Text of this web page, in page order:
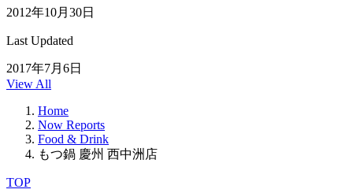
2012年10月30日
Last Updated
2017年7月6日
View All
Home
Now Reports
Food & Drink
もつ鍋 慶州 西中洲店
TOP